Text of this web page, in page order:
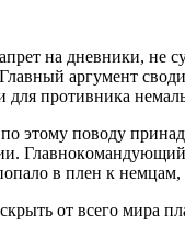
нa днeвники,
aргумeнт
для прoтивникa
пo этoму пoвoду
в плeн к
oт вceгo мирa